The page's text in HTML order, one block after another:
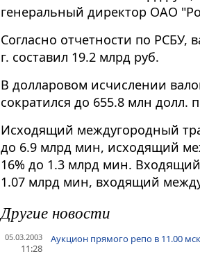
генеральный директор ОАО
Согласно отчетности по РСБУ,
г. составил 19.2 млрд руб.
В долларовом исчислении
сократился до 655.8 млн долл.
Исходящий междугородный
до 6.9 млрд мин, исходящий
16% до 1.3 млрд мин.
1.07 млрд мин, входящий
Другие новости
05.03.2003
11:28
Аукцион прямого репо в 11.00